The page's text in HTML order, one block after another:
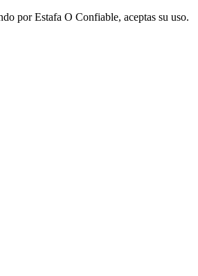
por Estafa O Confiable, aceptas su uso.